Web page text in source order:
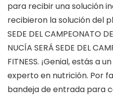
para recibir una solución
recibieron la solución del
SEDE DEL CAMPEONATO
NUCÍA SERÁ SEDE DEL
FITNESS. ¡Genial, estás a
experto en nutrición. Por
bandeja de entrada para